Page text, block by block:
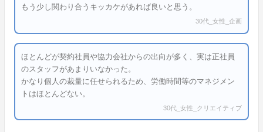
もう少し関わり合うキッカケがあれば良いと思う。
30代_女性_企画
ほとんどが契約社員や協力会社からの出向が多く、実は正社員
のスタッフがあまりいなかった。
かなり個人の裁量に任せられるため、労働時間等のマネジメン
トはほとんどない。
30代_女性_クリエイティブ